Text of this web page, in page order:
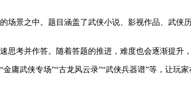
场景之中。题目涵盖了武侠小说、影视作品、武
考并作答。随着答题的推进，难度也会逐渐提升
庸武侠专场”“古龙风云录”“武侠兵器谱”等，让玩家